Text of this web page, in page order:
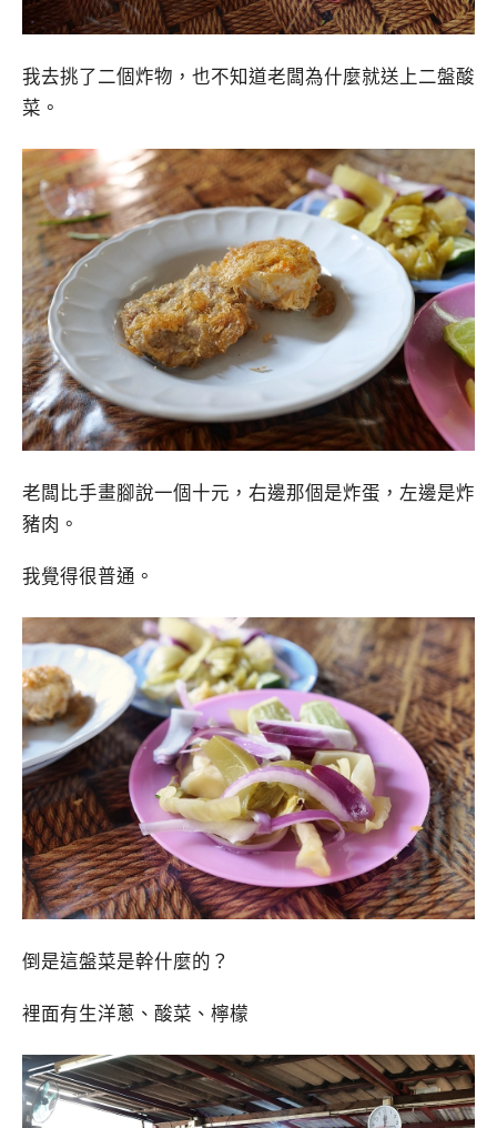
我去挑了二個炸物，也不知道老闆為什麼就送上二盤酸
菜。
老闆比手畫腳說一個十元，右邊那個是炸蛋，左邊是炸
豬肉。
我覺得很普通。
倒是這盤菜是幹什麼的？
裡面有生洋蔥、酸菜、檸檬